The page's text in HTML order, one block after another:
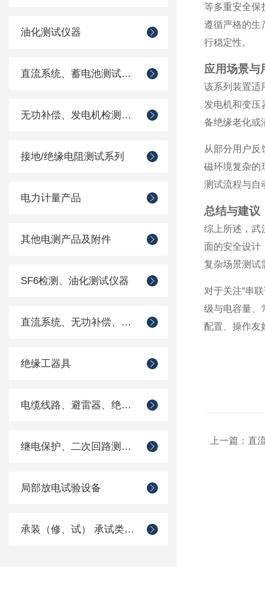
油化测试仪器
直流系统、蓄电池测试仪器
无功补偿、发电机检测仪器
接地/绝缘电阻测试系列
电力计量产品
其他电测产品及附件
SF6检测、油化测试仪器
直流系统、无功补偿、电池电机检测仪器
绝缘工器具
电缆线路、避雷器、绝缘子测试仪器
继电保护、二次回路测试仪器
局部放电试验设备
承装（修、试） 承试类仪器
等多重安全保
遵循严格的生
行稳定性。
应用场景与
该系列装置适
发电机和变压
备绝缘老化或
从部分用户
磁环境复杂的
测试流程与自
总结与建议
综上所述，武
面的安全设计
复杂场景测试
对于关注“串
级与电容量、
配置、操作友
上一篇： 直流